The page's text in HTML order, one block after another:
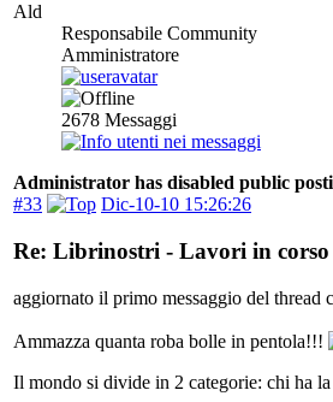
Ald
Responsabile Community
Amministratore
2678 Messaggi
Administrator has disabled public
#33
Dic-10-10 15:26:26
Re: Librinostri - Lavori in
aggiornato il primo messaggio del thread
Ammazza quanta roba bolle in pentola!!!
Il mondo si divide in 2 categorie: chi ha